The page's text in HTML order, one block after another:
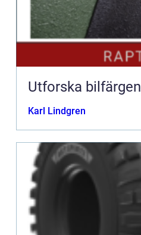
Utforska
Karl Lindgren